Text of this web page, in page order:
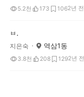
5.2천 173 1062년 전
ㅂ.
지은숙 역삼1동
3.8천 208 1292년 전